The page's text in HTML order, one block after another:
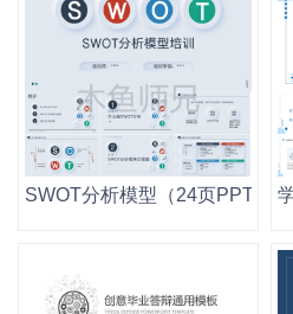
SWOT分析模型（24页PPT）